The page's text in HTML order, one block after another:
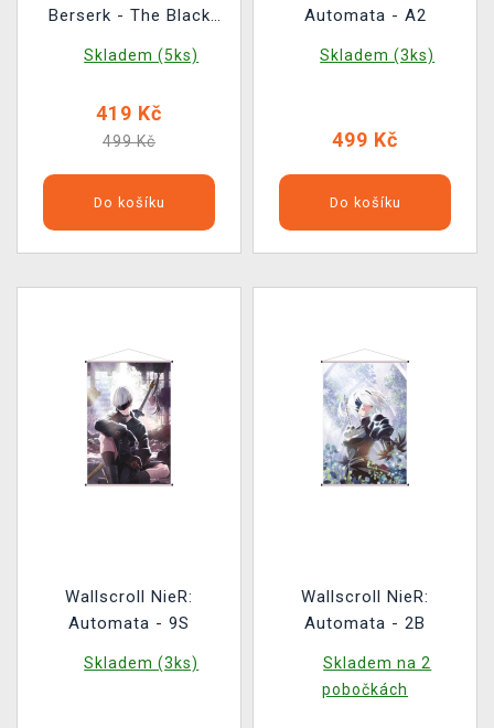
Berserk - The Black
Skladem (5ks)
419 Kč
499 Kč
Do košíku
Automata - A2
Skladem (3ks)
499 Kč
Do košíku
Wallscroll NieR:
Automata - 9S
Skladem (3ks)
Wallscroll NieR:
Automata - 2B
Skladem na 2
pobočkách